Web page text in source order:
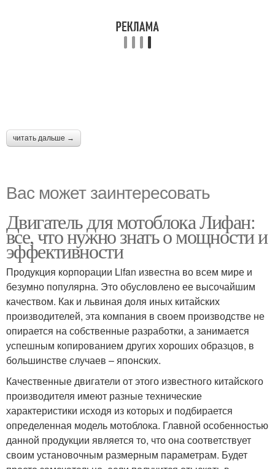
читать дальше →
Вас может заинтересовать
Двигатель для мотоблока Лифан:
все, что нужно знать о мощности и
эффективности
Продукция корпорации Lifan известна во всем мире и
безумно популярна. Это обусловлено ее высочайшим
качеством. Как и львиная доля иных китайских
производителей, эта компания в своем производстве не
опирается на собственные разработки, а занимается
успешным копированием других хороших образцов, в
большинстве случаев – японских.
Качественные двигатели от этого известного китайского
производителя имеют разные технические
характеристики исходя из которых и подбирается
определенная модель мотоблока. Главной особенностью
данной продукции является то, что она соответствует
своим установочным размерным параметрам. Будет